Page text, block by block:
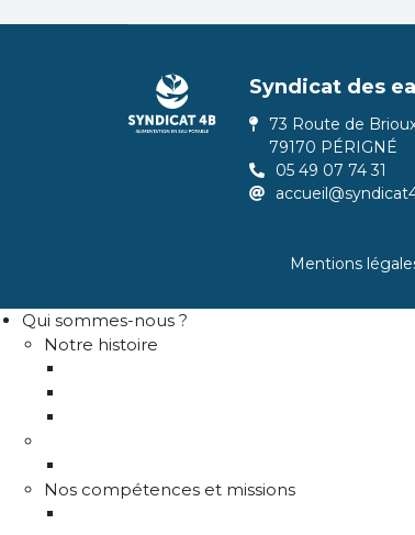
Syndicat des
73 Route de
79170 PÉRIGNÉ
05 49 07 74 31
Mentions
Qui sommes-nous ?
Notre histoire
Nos compétences et missions